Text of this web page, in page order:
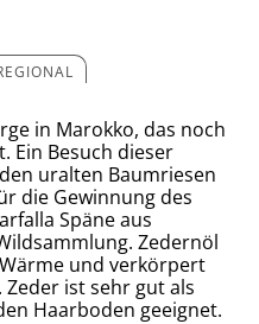
in Marokko, das noch
Ein Besuch dieser
uralten Baumriesen
die Gewinnung des
Späne aus
Zedernöl
und verkörpert
ist sehr gut als
Haarboden geeignet.